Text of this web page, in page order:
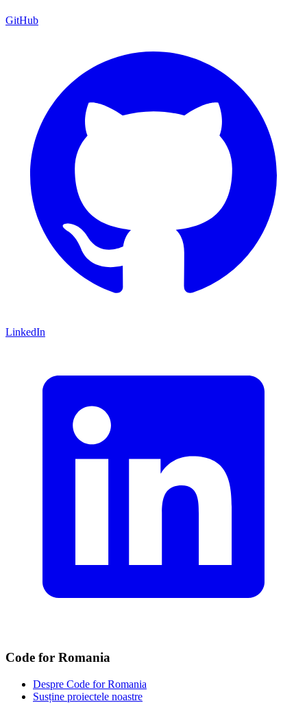
GitHub
LinkedIn
Code for Romania
Despre Code for Romania
Susține proiectele noastre